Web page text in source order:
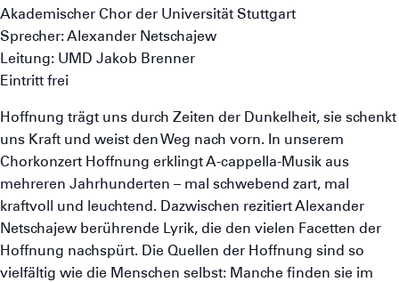
Akademischer Chor der Universität Stuttgart
Sprecher: Alexander Netschajew
Leitung: UMD Jakob Brenner
Eintritt frei
Hoffnung trägt uns durch Zeiten der Dunkelheit, sie schenkt
uns Kraft und weist den Weg nach vorn. In unserem
Chorkonzert Hoffnung erklingt A-cappella-Musik aus
mehreren Jahrhunderten – mal schwebend zart, mal
kraftvoll und leuchtend. Dazwischen rezitiert Alexander
Netschajew berührende Lyrik, die den vielen Facetten der
Hoffnung nachspürt. Die Quellen der Hoffnung sind so
vielfältig wie die Menschen selbst: Manche finden sie im